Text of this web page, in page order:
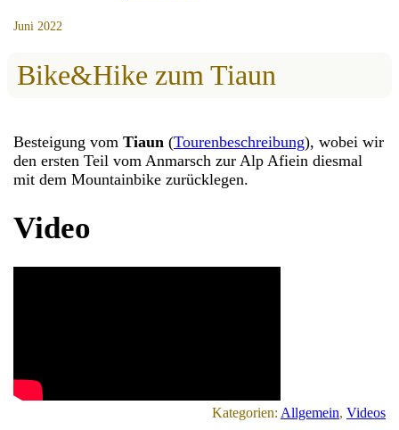
Juni 2022
Bike&Hike zum Tiaun
Besteigung vomTiaun (Tourenbeschreibung), wobei wir
den ersten Teil vom Anmarsch zur Alp Afiein diesmal
mit dem Mountainbike zurücklegen.
Video
Kategorien: Allgemein, Videos